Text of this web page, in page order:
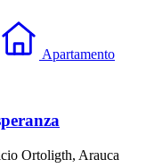
Apartamento
Ortoligth, Arauca